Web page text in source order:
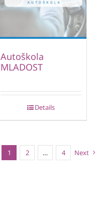
Autoškola
MLADOST
Details
1 2 … 4 Next